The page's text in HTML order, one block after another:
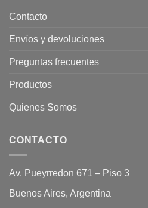
Contacto
Envíos y devoluciones
Preguntas frecuentes
Productos
Quienes Somos
CONTACTO
Av. Pueyrredon 671 – Piso 3
Buenos Aires, Argentina